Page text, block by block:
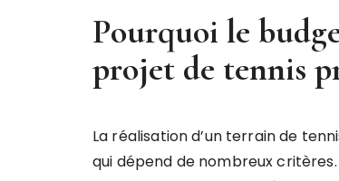
Pourquoi le
projet de tennis
La réalisation d’un terrain de
qui dépend de nombreux